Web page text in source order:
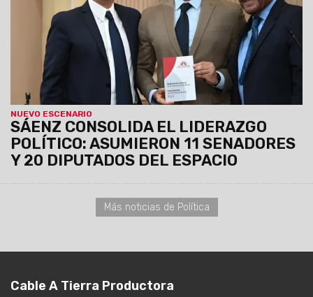
NUEVO ESCENARIO
SÁENZ CONSOLIDA EL LIDERAZGO
POLÍTICO: ASUMIERON 11 SENADORES
Y 20 DIPUTADOS DEL ESPACIO
Legislatura dará continuidad a la agenda política e
institucional para el nuevo ciclo de cuatro años.
Más noticias de Política
Cable A Tierra Productora